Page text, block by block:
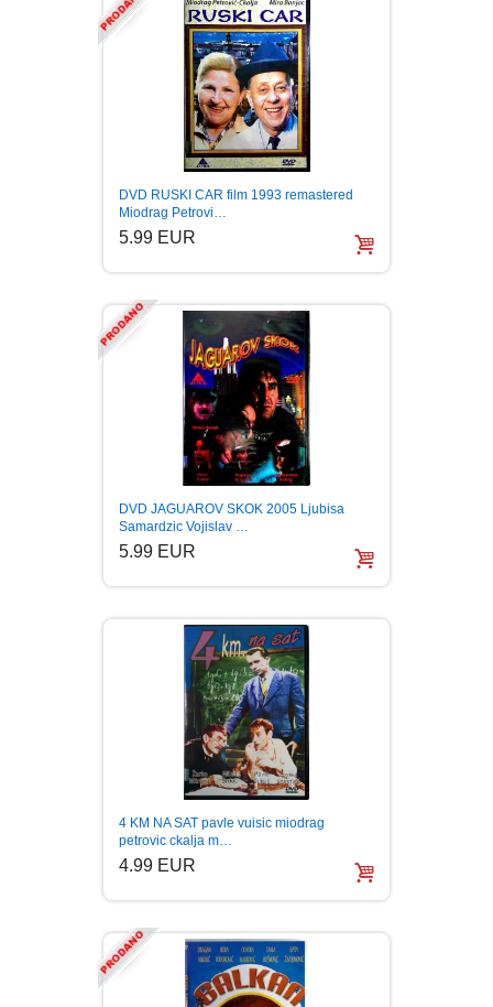
DVD RUSKI CAR film 1993 remastered
Miodrag Petrovi…
5.99 EUR
DVD JAGUAROV SKOK 2005 Ljubisa
Samardzic Vojislav …
5.99 EUR
4 KM NA SAT pavle vuisic miodrag
petrovic ckalja m…
4.99 EUR